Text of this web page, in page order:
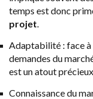
temps est donc
projet.
Adaptabilité : face à
demandes du
est un atout
Connaissance du